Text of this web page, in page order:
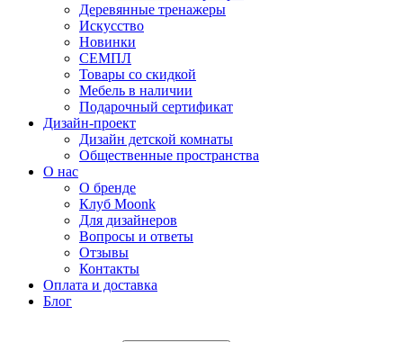
Деревянные тренажеры
Искусство
Новинки
СЕМПЛ
Товары со скидкой
Мебель в наличии
Подарочный сертификат
Дизайн-проект
Дизайн детской комнаты
Общественные пространства
О нас
О бренде
Клуб Moonk
Для дизайнеров
Вопросы и ответы
Отзывы
Контакты
Оплата и доставка
Блог